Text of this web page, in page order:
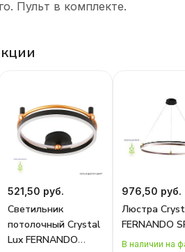
Пульт в комплекте.
521,50 руб.
Светильник
потолочный Crystal
Lux FERNANDO
976,50 руб.
Люстра
FERNANDO
В наличии на